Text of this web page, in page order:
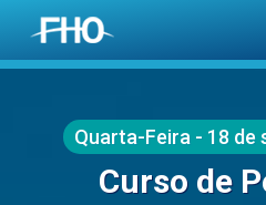
Quarta-Feira - 18 de
Curso de